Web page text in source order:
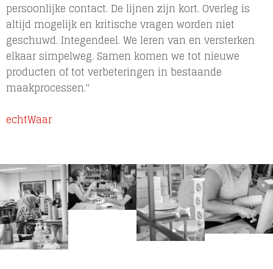
persoonlijke contact. De lijnen zijn kort. Overleg is
altijd mogelijk en kritische vragen worden niet
geschuwd. Integendeel. We leren van en versterken
elkaar simpelweg. Samen komen we tot nieuwe
producten of tot verbeteringen in bestaande
maakprocessen."
echtWaar